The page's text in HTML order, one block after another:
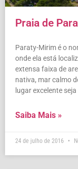
Praia de
Paraty-Mirim é o
onde ela está
extensa faixa de
nativa, mar calmo
lugar excelente
Saiba Mais »
24 de julho de 2016